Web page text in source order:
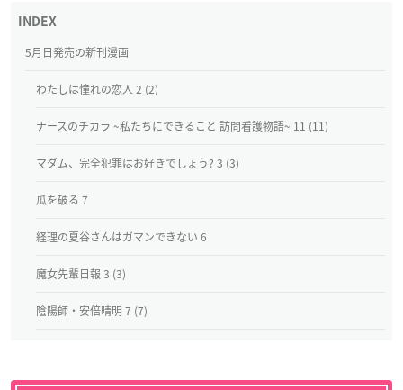
5月日発売の新刊漫画
わたしは憧れの恋人 2 (2)
ナースのチカラ ~私たちにできること 訪問看護物語~ 11 (11)
マダム、完全犯罪はお好きでしょう? 3 (3)
瓜を破る 7
経理の夏谷さんはガマンできない 6
魔女先輩日報 3 (3)
陰陽師・安倍晴明 7 (7)